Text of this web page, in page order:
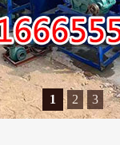
1 2 3